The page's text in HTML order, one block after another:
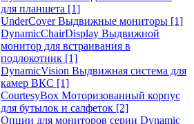
для планшета [1]
UnderCover Выдвижные мониторы [1]
DynamicChairDisplay Выдвижной
монитор для встраивания в
подлокотник [1]
DynamicVision Выдвижная система для
камер ВКС [1]
CourtesyBox Моторизованный корпус
для бутылок и салфеток [2]
Опции для мониторов серии Dynamic